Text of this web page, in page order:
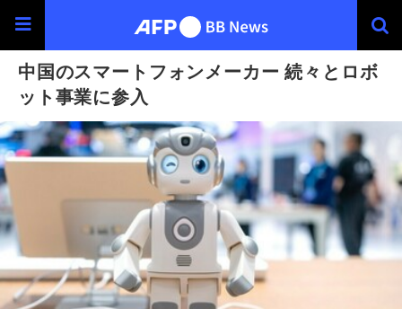
中国のスマートフォンメーカー 続々とロボ
ット事業に参入